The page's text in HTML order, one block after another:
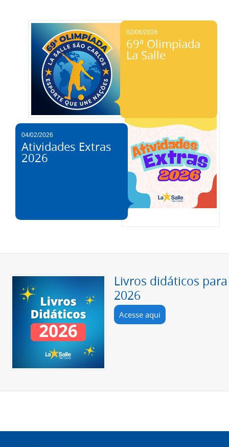
02/06/2026
69ª Olimpíada
La Salle
04/02/2026
Atividades Extras
2026
Livros didáticos para
2026
Acesse aqui